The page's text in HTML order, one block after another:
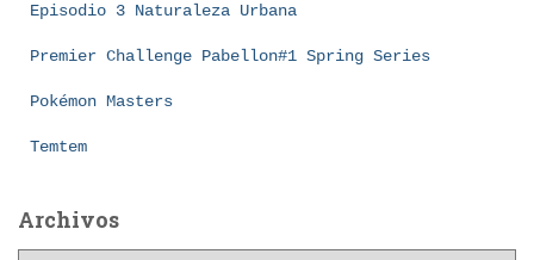
Episodio 3 Naturaleza Urbana
Premier Challenge Pabellon#1 Spring Series
Pokémon Masters
Temtem
Archivos